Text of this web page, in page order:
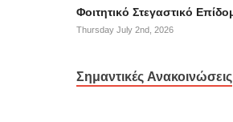
Φοιτητικό Στεγαστικό
Thursday July 2nd, 2026
Σημαντικές Ανακοινώσεις